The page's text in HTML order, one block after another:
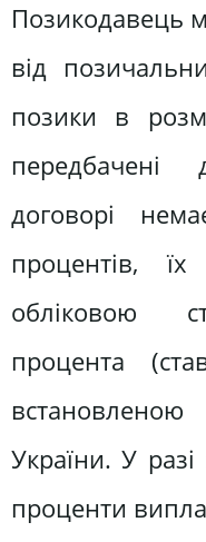
Позикодавець
від
позики в
договорі
процентів,
обліковою
процента
України. У разі
проценти